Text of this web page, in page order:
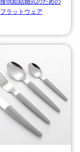
フラットウェア